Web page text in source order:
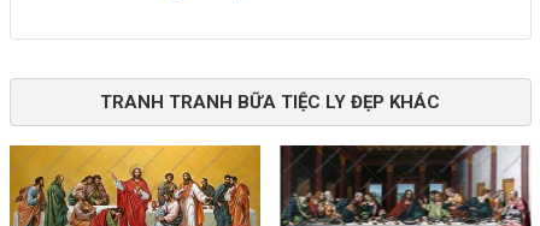
TRANH TRANH BỮA TIỆC LY ĐẸP KHÁC